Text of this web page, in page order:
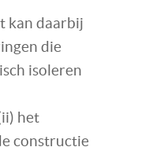
kan daarbij
die
isoleren
het
constructie